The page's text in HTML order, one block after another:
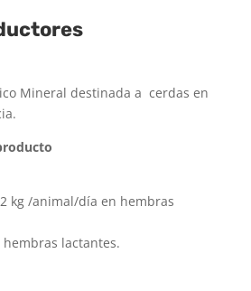
Mineral destinada a cerdas en
2 kg /animal/día en hembras
lactantes.